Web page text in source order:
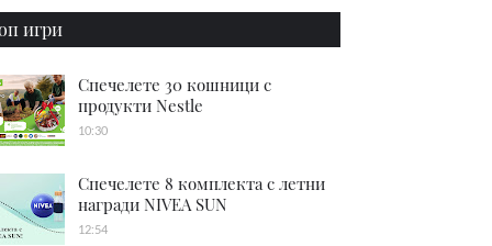
игри
Спечелете 30 кошници с
продукти Nestle
10:30
Спечелете 8 комплекта с летни
награди NIVEA SUN
12:54